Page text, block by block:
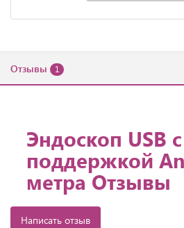
Отзывы 1
Эндоскоп USB с
поддержкой
метра Отзывы
Написать отзыв